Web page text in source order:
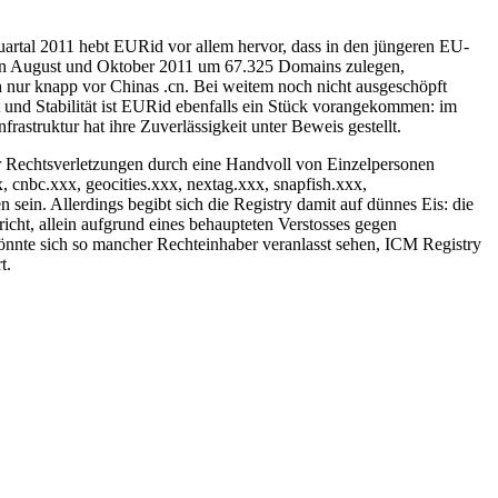
2011 hebt EURid vor allem hervor, dass in den jüngeren EU-
und Oktober 2011 um 67.325 Domains zulegen,
knapp vor Chinas .cn. Bei weitem noch nicht ausgeschöpft
Stabilität ist EURid ebenfalls ein Stück vorangekommen: im
hat ihre Zuverlässigkeit unter Beweis gestellt.
durch eine Handvoll von Einzelpersonen
cnbc.xxx, geocities.xxx, nextag.xxx, snapfish.xxx,
Allerdings begibt sich die Registry damit auf dünnes Eis: die
allein aufgrund eines behaupteten Verstosses gegen
sich so mancher Rechteinhaber veranlasst sehen, ICM Registry